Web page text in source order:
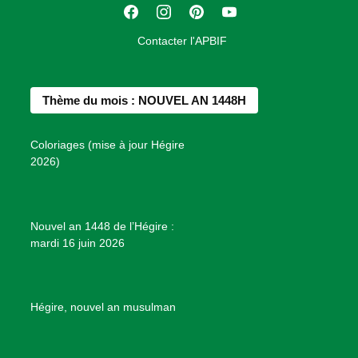
b
k
a
a
e
Y
u
Contacter l'APBIF
Thème du mois : NOUVEL AN 1448H
Coloriages (mise à jour Hégire
2026)
Nouvel an 1448 de l’Hégire :
mardi 16 juin 2026
Hégire, nouvel an musulman